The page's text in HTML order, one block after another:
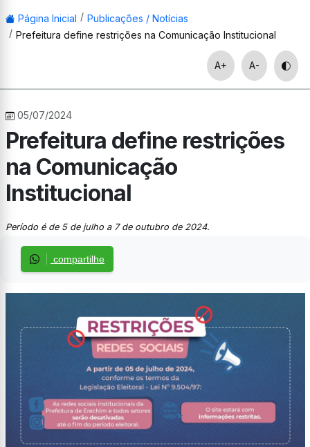
Página Inicial
Publicações / Notícias
Prefeitura define restrições na Comunicação Institucional
A+ A-
05/07/2024
Prefeitura define restrições
na Comunicação
Institucional
Período é de 5 de julho a 7 de outubro de 2024.
compartilhe